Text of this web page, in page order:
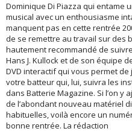
Dominique Di Piazza qui entame
musical avec un enthousiasme
manquent pas en cette rentrée
de se remettre au travail sur des
hautement recommandé de
Hans J. Kullock et de son équipe
DVD interactif qui vous permet
votre batteur qui, lui, suivra les
dans Batterie Magazine. Si l’on y
de l’abondant nouveau matériel
habituelles, voilà encore un
bonne rentrée. La rédaction